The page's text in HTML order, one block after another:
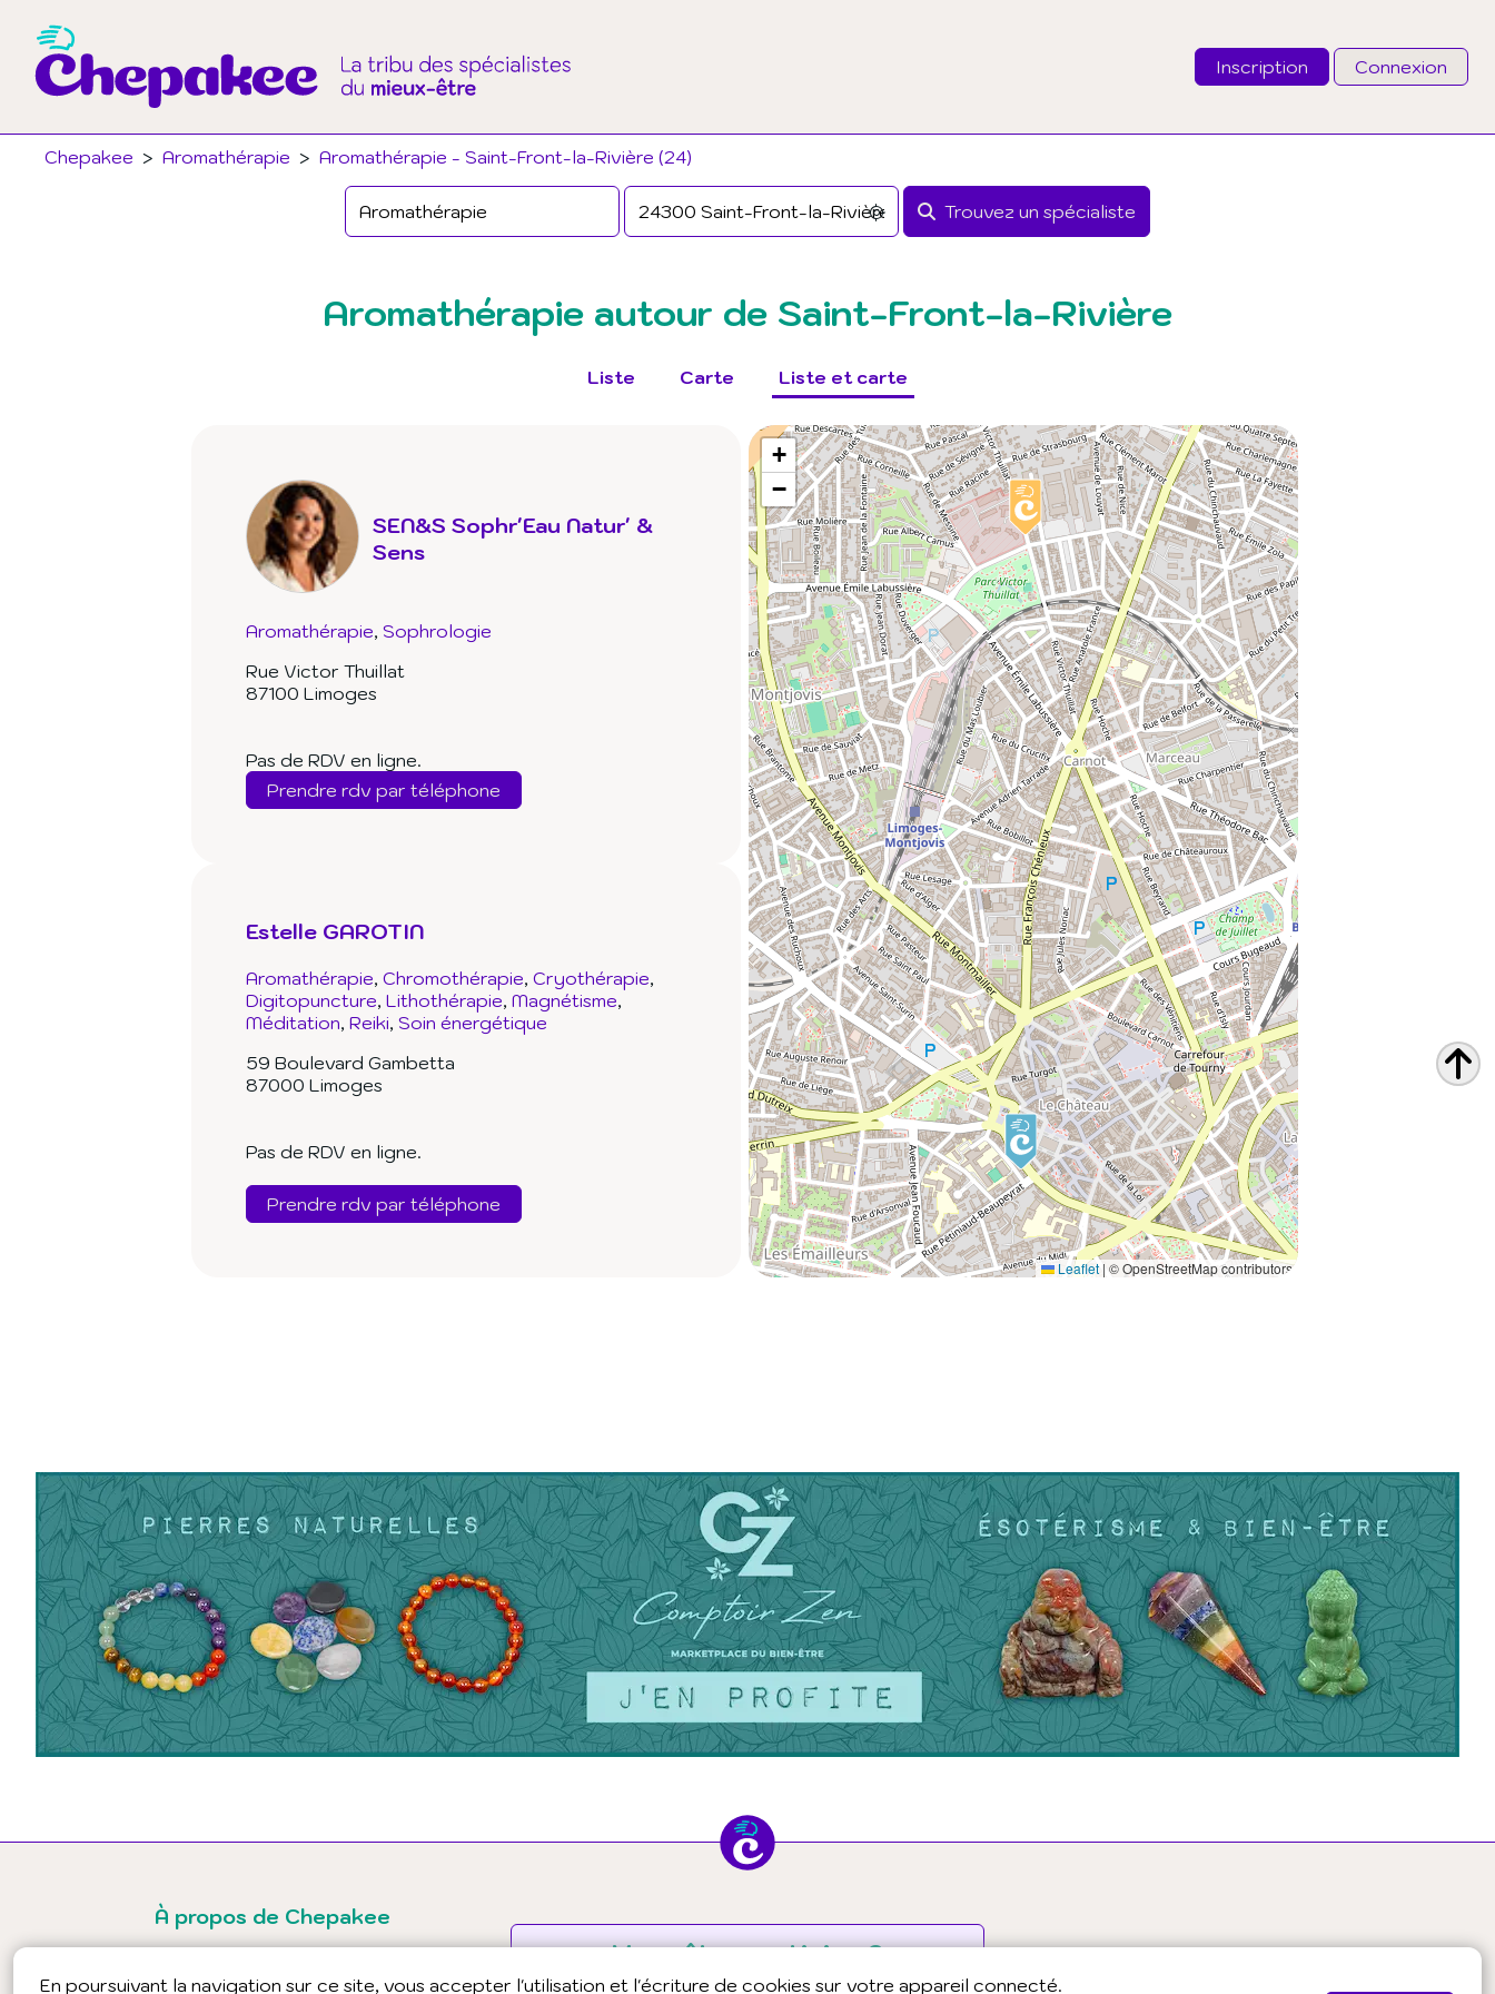
En poursuivant la navigation sur ce site, vous accepter l'utilisation et l'écriture de cookies sur votre appareil connecté.
Inscription Connexion
Chepakee > Aromathérapie > Aromathérapie - Saint-Front-la-Rivière (24)
Trouvez un spécialiste
Email
Mot de passe
Aromathérapie autour de Saint-Front-la-Rivière
Liste Carte Liste et carte
SEN&S Sophr'Eau Natur' &
Sens
Aromathérapie Sophrologie
Rue Victor Thuillat
87100 Limoges
Pas de RDV en ligne.
Prendre rdv par téléphone
Estelle GAROTIN
Aromathérapie Chromothérapie Cryothérapie
Digitopuncture Lithothérapie Magnétisme
Méditation Reiki Soin énergétique
59 Boulevard Gambetta
87000 Limoges
Pas de RDV en ligne.
Prendre rdv par téléphone
+
−
Leaflet | © OpenStreetMap contributors
Vous êtes praticien ?
Vous souhaitez en savoir plus sur la tribu
À propos de Chepakee
Partenaires